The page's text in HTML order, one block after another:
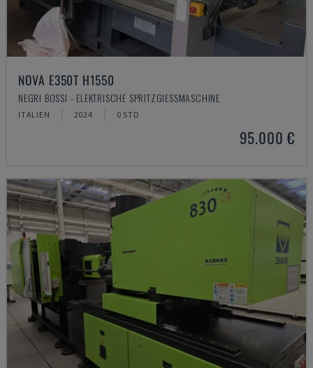
NOVA E350T H1550
NEGRI BOSSI - ELEKTRISCHE SPRITZGIESSMASCHINE
ITALIEN 2024 0 STD
95.000 €